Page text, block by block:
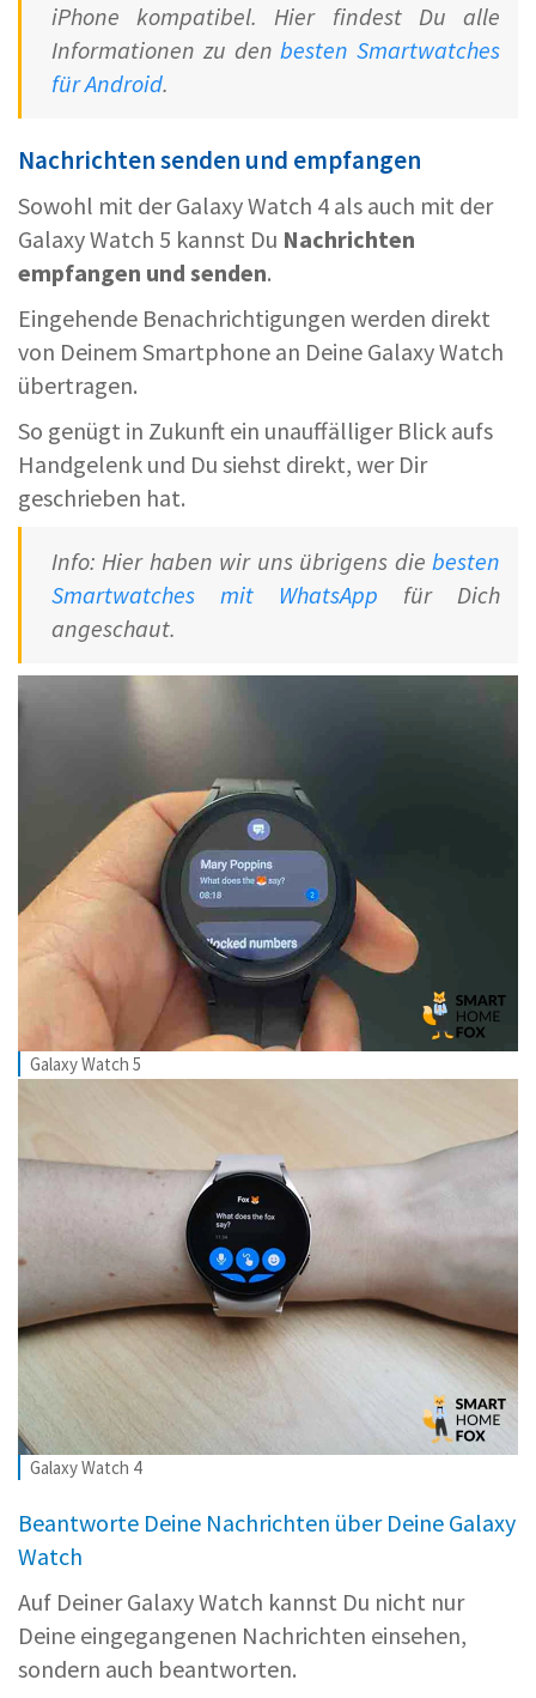
iPhone kompatibel. Hier findest Du alle
Informationen zu denbesten Smartwatches
für Android.
Nachrichten senden und empfangen
Sowohl mit der Galaxy Watch 4 als auch mit der
Galaxy Watch 5 kannst Du Nachrichten
empfangen und senden.
Eingehende Benachrichtigungen werden direkt
von Deinem Smartphone an Deine Galaxy Watch
übertragen.
So genügt in Zukunft ein unauffälliger Blick aufs
Handgelenk und Du siehst direkt, wer Dir
geschrieben hat.
Info: Hier haben wir uns übrigens die besten
Smartwatches mit WhatsApp für Dich
angeschaut.
Galaxy Watch 5
Galaxy Watch 4
Beantworte Deine Nachrichten über Deine Galaxy
Watch
Auf Deiner Galaxy Watch kannst Du nicht nur
Deine eingegangenen Nachrichten einsehen,
sondern auch beantworten.